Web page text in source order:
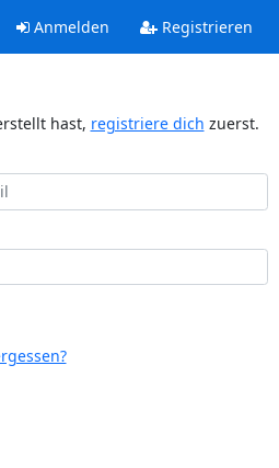
Anmelden Registrieren
hast, registriere dich zuerst.